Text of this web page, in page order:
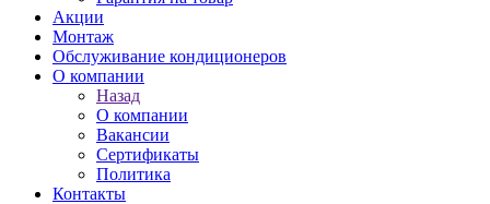
Акции
Монтаж
Обслуживание кондиционеров
О компании
Назад
О компании
Вакансии
Сертификаты
Политика
Контакты